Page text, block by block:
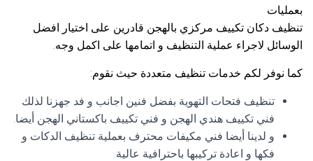
بعمليات
تنظيف دكان تكييف مركزي بالهجن قادرين على اختيار افضل
الوسائل لاجراء عملية التنظيف و اتمامها على اكمل وجه.
كما نوفر لكم خدمات تنظيف متعددة حيث نقوم:
تنظيف فتحات التهوية بفضل فنين اجانب و فد جهزنا لذلك
فني تكييف هندي الهجن و فني تكييف باكستاني الهجن أيضا.
و لدينا أيضا فني مكيفات محترف بعملية تنظيف الدكات و
فكها و اعادة تركيبها باحترافية عالية.